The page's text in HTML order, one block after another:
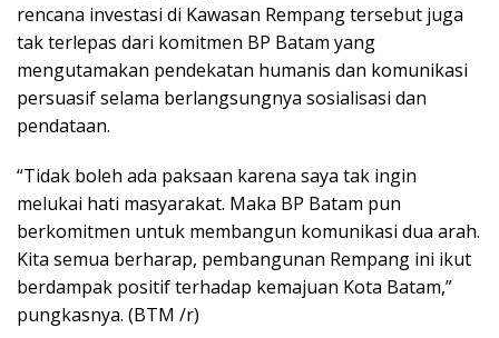
rencana investasi di Kawasan Rempang tersebut juga
tak terlepas dari komitmen BP Batam yang
mengutamakan pendekatan humanis dan komunikasi
persuasif selama berlangsungnya sosialisasi dan
pendataan.
“Tidak boleh ada paksaan karena saya tak ingin
melukai hati masyarakat. Maka BP Batam pun
berkomitmen untuk membangun komunikasi dua arah.
Kita semua berharap, pembangunan Rempang ini ikut
berdampak positif terhadap kemajuan Kota Batam,”
pungkasnya. (BTM /r)